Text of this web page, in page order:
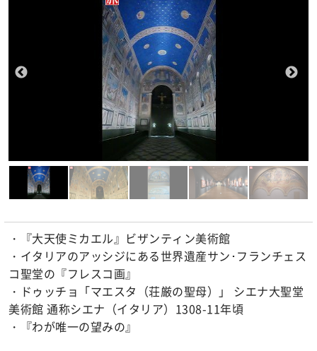
・『大天使ミカエル』ビザンティン美術館
・イタリアのアッシジにある世界遺産サン･フランチェス
コ聖堂の『フレスコ画』
・ドゥッチョ「マエスタ（荘厳の聖母）」 シエナ大聖堂
美術館 通称シエナ（イタリア）1308-11年頃
・『わが唯一の望みの』